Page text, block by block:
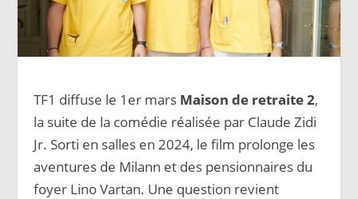
TF1 diffuse le 1er mars Maison de retraite 2,
la suite de la comédie réalisée par Claude Zidi
Jr. Sorti en salles en 2024, le film prolonge les
aventures de Milann et des pensionnaires du
foyer Lino Vartan. Une question revient